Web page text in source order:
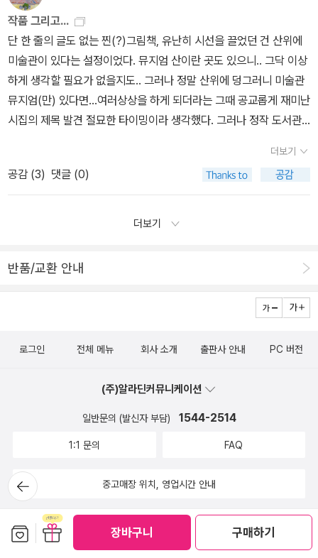
장바구니 구매하기
준을 믿다니 어리석지 않은가? 옷을 입은 신사와 발가벗은 여자를 도
대체 왜 함께 그리는가?배경으로 장난을 치고 있는 두 여자는 무슨
의미가 있는가(...)파리 전체 시민을 웃기고 있는 이 화가에 대한 경멸
이 파주롤의 마음속에서 우러나왔다/218쪽
작품 그리고...
단 한 줄의 글도 없는 찐(?)그림책, 유난히 시선을 끌었던 건 산위에
미술관이 있다는 설정이었다. 뮤지엄 산이란 곳도 있으니.. 그닥 이상
하게 생각할 필요가 없을지도.. 그러나 정말 산위에 덩그러니 미술관
뮤지엄(만) 있다면...여러상상을 하게 되더라는 그때 공교롭게 재미난
시집의 제목 발견 절묘한 타이밍이라 생각했다. 그러나 정작 도서관
이다.^^그리고 졸라의 <작품>에서 불쑥 '산....'이 언급되는 순간 산위
미술관에 나는 하나의 상상이 더해졌다. '내겐 자극이 필요해...아! 아
직 산 밑에 서 있는 자네들이 얼마나 행복한 사람들인지,아마 아직 잘
모를 테지! 힘센 다리도 있겠다.용기도 있겠다.이제 산 위로 올라갈 일
다시 시작된다네.그거야말로 진짜 고문이지. 주먹들이 막 날아오고
너무 빨리 추락한다면 안 된다는 두려움에 끊임없이 새로운 노력을
해야 된단 말일세!...난 장담할 수 있네! 아래에 있을 때가 좋다고.그때
지 못했다. 졸라의 <작품>을 읽으면서, 남자가 꾸역꾸역 산위에 오른
은 아니었을까... 문동시집은 대체적으로 어려워 늘 제목만 보고 패스
할 때가 많았는데 ' 산 위의 미술관'을 어떻게 그려냈을지..시집이 궁
금해졌고. 절묘한 타이밍으로 읽게 될 예정이다.곧!!^^
더보기
공감 (3) 댓글 (0)
더보기
반품/교환 안내
뒤로가
기
로그인 전체 메뉴 회사 소개 출판사 안내 PC 버전
(주)알라딘커뮤니케이션
일반문의 (발신자 부담) 1544-2514
1:1 문의 FAQ
중고매장 위치, 영업시간 안내